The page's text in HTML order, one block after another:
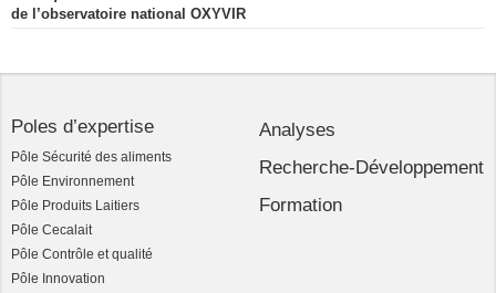
de l’observatoire national OXYVIR
Poles d’expertise
Pôle Sécurité des aliments
Pôle Environnement
Pôle Produits Laitiers
Pôle Cecalait
Pôle Contrôle et qualité
Pôle Innovation
Analyses
Recherche-Développement
Formation